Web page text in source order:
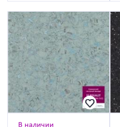
В наличии